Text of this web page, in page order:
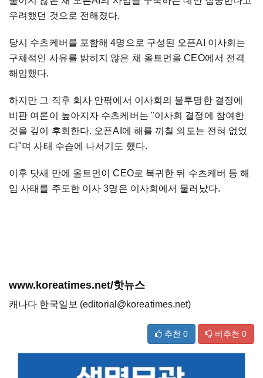
우려했던 것으로 전해졌다.
당시 수츠케버를 포함해 4명으로 구성된 오픈AI 이사회는
구체적인 사유를 밝히지 않은 채 올트먼을 CEO에서 전격
해임했다.
하지만 그 직후 회사 안팎에서 이사회의 불투명한 결정에
비판 여론이 높아지자 수츠케버는 "이사회 결정에 참여한
것을 깊이 후회한다. 오픈AI에 해를 끼칠 의도는 전혀 없었
다"며 사태 수습에 나서기도 했다.
이후 닷새 만에 올트먼이 CEO로 복귀한 뒤 수츠케버 등 해
임 사태를 주도한 이사 3명은 이사회에서 물러났다.
www.koreatimes.net/핫뉴스
캐나다 한국일보 (editorial@koreatimes.net)
추천 0 비추천 0